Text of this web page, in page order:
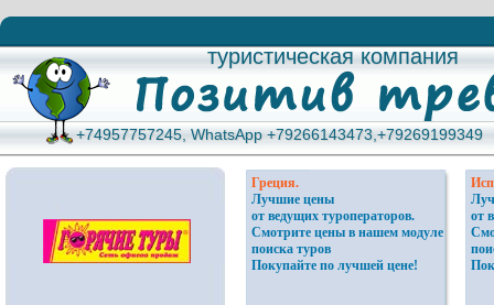
туристическая компания
туристическая компания
+74957757245, WhatsApp +79266143473,+79269199349
+74957757245, WhatsApp +79266143473,+79269199349
Греция.
Лучшие цены
от ведущих туроператоров.
Смотрите цены в нашем модуле
поиска туров
Покупайте по лучшей цене!
от